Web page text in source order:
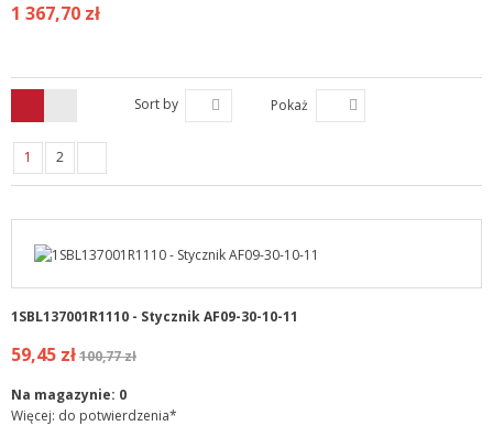
1 367,70 zł
Sort by Pokaż
1 2
1SBL137001R1110 - Stycznik AF09-30-10-11
59,45 zł100,77 zł
Na magazynie: 0
Więcej: do potwierdzenia*